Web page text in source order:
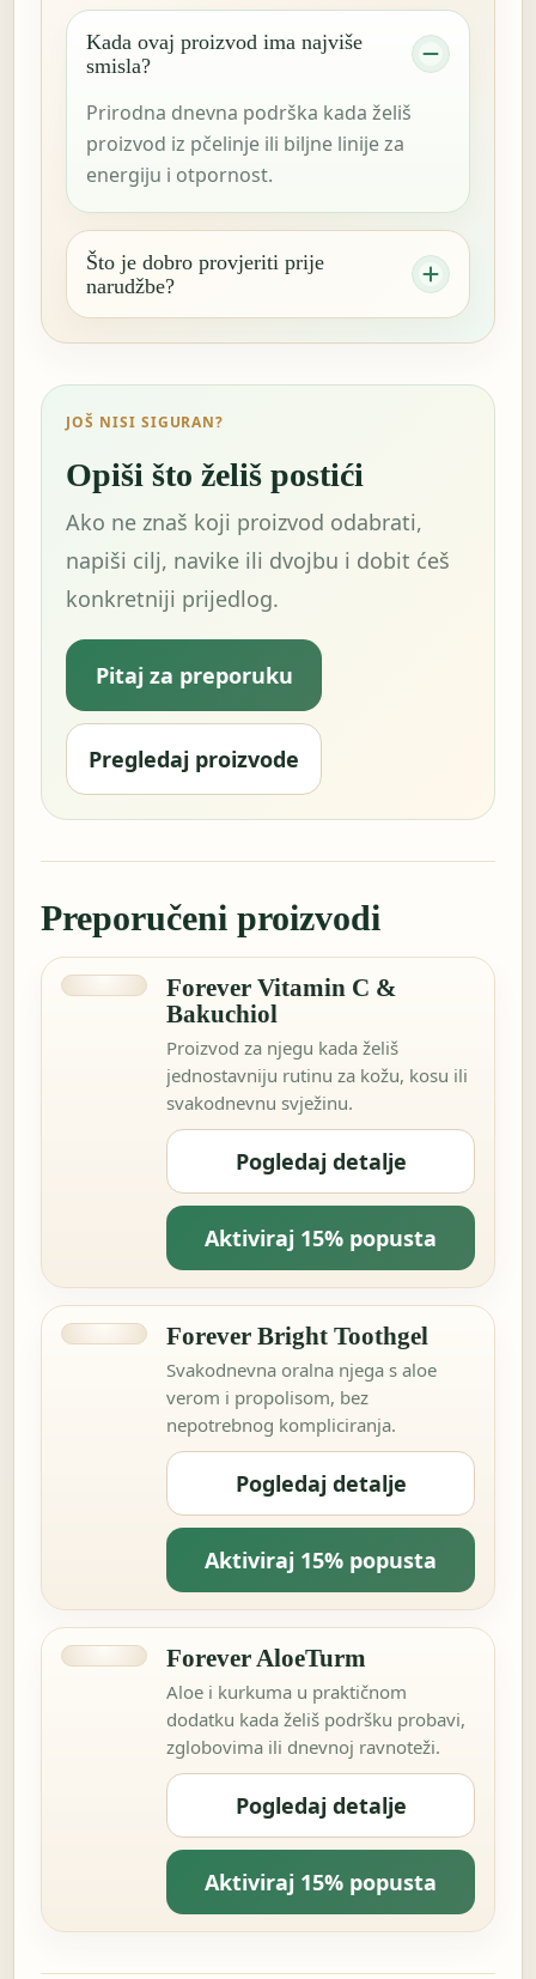
Kada ovaj proizvod ima najviše
smisla?
Prirodna dnevna podrška kada želiš
proizvod iz pčelinje ili biljne linije za
energiju i otpornost.
Što je dobro provjeriti prije
narudžbe?
JOŠ NISI SIGURAN?
Opiši što želiš postići
Ako ne znaš koji proizvod odabrati,
napiši cilj, navike ili dvojbu i dobit ćeš
konkretniji prijedlog.
Pitaj za preporuku
Pregledaj proizvode
Preporučeni proizvodi
Forever Vitamin C &
Bakuchiol
Proizvod za njegu kada želiš
jednostavniju rutinu za kožu, kosu ili
svakodnevnu svježinu.
Pogledaj detalje
Aktiviraj 15% popusta
Forever Bright Toothgel
Svakodnevna oralna njega s aloe
verom i propolisom, bez
nepotrebnog kompliciranja.
Pogledaj detalje
Aktiviraj 15% popusta
Forever AloeTurm
Aloe i kurkuma u praktičnom
dodatku kada želiš podršku probavi,
zglobovima ili dnevnoj ravnoteži.
Pogledaj detalje
Aktiviraj 15% popusta